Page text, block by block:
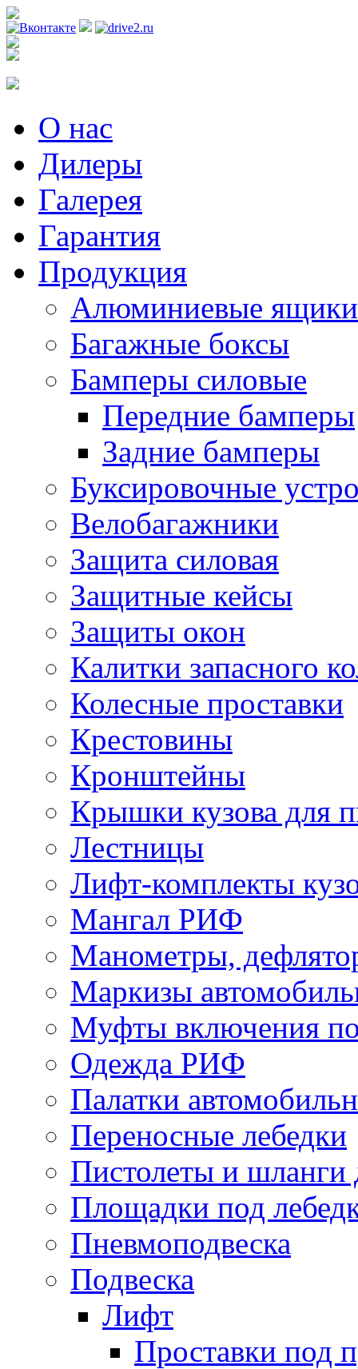
О нас
Дилеры
Галерея
Гарантия
Продукция
Алюминиевые ящики
Багажные боксы
Бамперы силовые
Передние бамперы
Задние бамперы
Буксировочные
Велобагажники
Защита силовая
Защитные кейсы
Защиты окон
Калитки запасного
Колесные проставки
Крестовины
Кронштейны
Крышки кузова для
Лестницы
Лифт-комплекты
Мангал РИФ
Манометры,
Маркизы
Муфты включения
Одежда РИФ
Палатки
Переносные лебедки
Пистолеты и шланги
Площадки под
Пневмоподвеска
Подвеска
Лифт
Проставки под